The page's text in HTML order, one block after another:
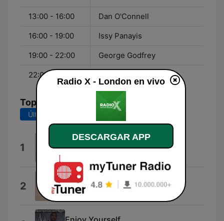
13:00 - 16:00 Dan O'Connell
16:00 - 19:00 Issy Panayis
19:00 - 22:00 George Godfrey
22:00 - 02:00
Top Canciones
Últimos 7 días
1 One Day I'll Fly Away
2 We Belong Together
Elijah the Boy
Radio X - London en vivo
DESCARGAR APP